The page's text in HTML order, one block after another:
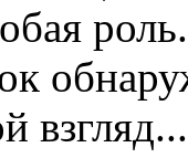
взгляд...